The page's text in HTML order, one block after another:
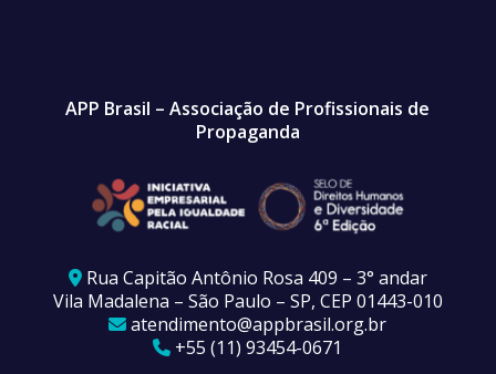
APP Brasil – Associação de Profissionais de
Propaganda
Rua Capitão Antônio Rosa 409 – 3° andar
Vila Madalena – São Paulo – SP, CEP 01443-010
atendimento@appbrasil.org.br
+55 (11) 93454-0671